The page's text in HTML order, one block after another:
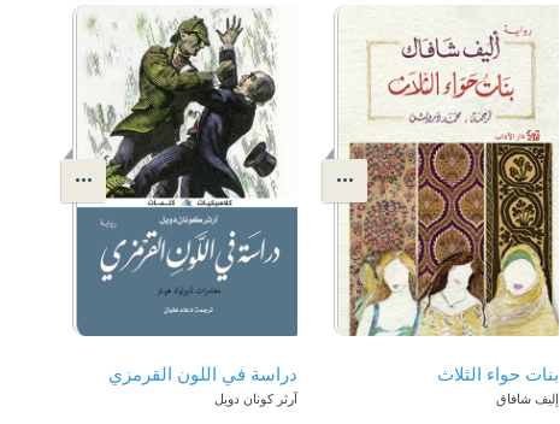
بنات حواء الثلاث
إليف شافاق
دراسة في اللون القرمزي
آرثر كونان دويل